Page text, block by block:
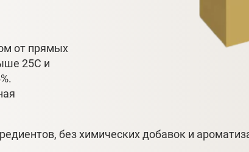
от прямых
25С и
без химических добавок и